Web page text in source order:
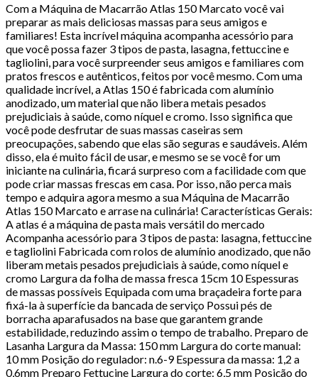
Com a Máquina de Macarrão Atlas 150 Marcato você vai
preparar as mais deliciosas massas para seus amigos e
familiares! Esta incrível máquina acompanha acessório para
que você possa fazer 3 tipos de pasta, lasagna, fettuccine e
tagliolini, para você surpreender seus amigos e familiares com
pratos frescos e autênticos, feitos por você mesmo. Com uma
qualidade incrível, a Atlas 150 é fabricada com alumínio
anodizado, um material que não libera metais pesados
prejudiciais à saúde, como níquel e cromo. Isso significa que
você pode desfrutar de suas massas caseiras sem
preocupações, sabendo que elas são seguras e saudáveis. Além
disso, ela é muito fácil de usar, e mesmo se se você for um
iniciante na culinária, ficará surpreso com a facilidade com que
pode criar massas frescas em casa. Por isso, não perca mais
tempo e adquira agora mesmo a sua Máquina de Macarrão
Atlas 150 Marcato e arrase na culinária! Características Gerais:
A atlas é a máquina de pasta mais versátil do mercado
Acompanha acessório para 3 tipos de pasta: lasagna, fettuccine
e tagliolini Fabricada com rolos de alumínio anodizado, que não
liberam metais pesados prejudiciais à saúde, como níquel e
cromo Largura da folha de massa fresca 15cm 10 Espessuras
de massas possíveis Equipada com uma braçadeira forte para
fixá-la à superfície da bancada de serviço Possui pés de
borracha aparafusados na base que garantem grande
estabilidade, reduzindo assim o tempo de trabalho. Preparo de
Lasanha Largura da Massa: 150 mm Largura do corte manual:
10 mm Posição do regulador: n.6-9 Espessura da massa: 1,2 a
0,6mm Preparo Fettucine Largura do corte: 6,5 mm Posição do